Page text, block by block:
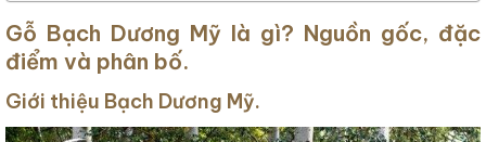
Gỗ Bạch Dương Mỹ là gì? Nguồn gốc, đặc
điểm và phân bố.
Giới thiệu Bạch Dương Mỹ.